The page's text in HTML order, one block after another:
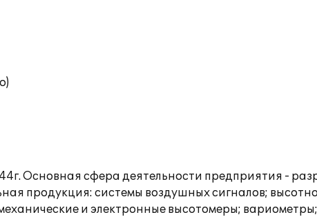
Основная сфера деятельности предприятия -
продукция: системы воздушных сигналов;
и электронные высотомеры;